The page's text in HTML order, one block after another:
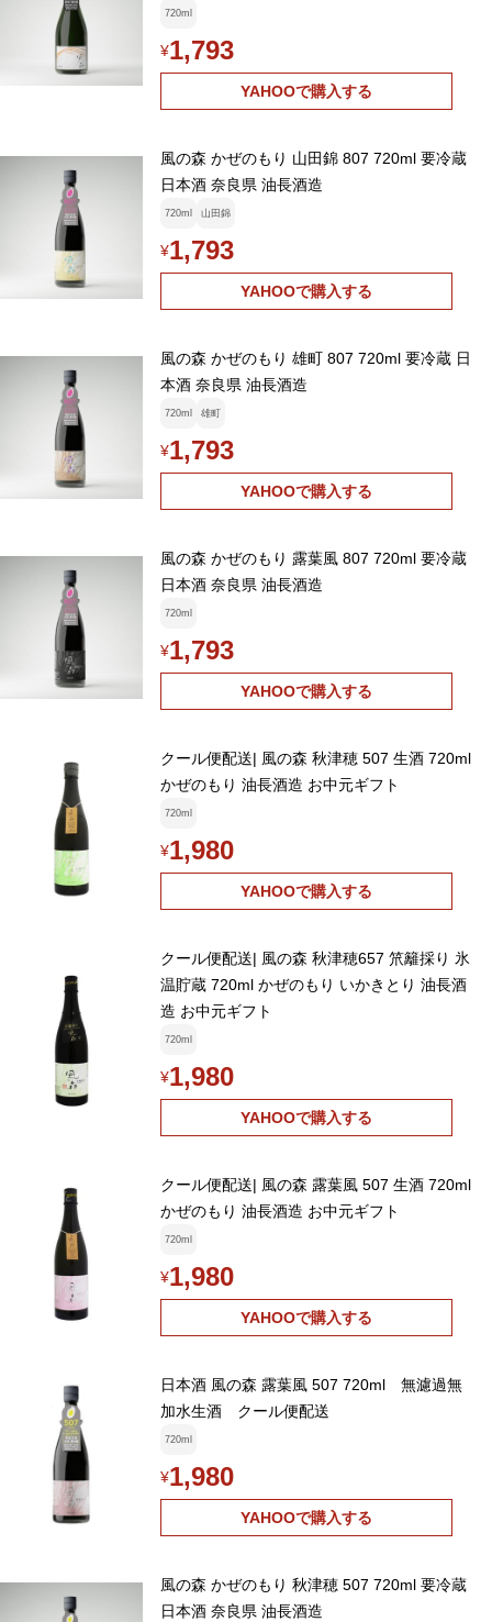
720ml
¥1,793
YAHOOで購入する
風の森 かぜのもり 山田錦 807 720ml 要冷蔵
日本酒 奈良県 油長酒造
720ml 山田錦
¥1,793
YAHOOで購入する
風の森 かぜのもり 雄町 807 720ml 要冷蔵 日
本酒 奈良県 油長酒造
720ml 雄町
¥1,793
YAHOOで購入する
風の森 かぜのもり 露葉風 807 720ml 要冷蔵
日本酒 奈良県 油長酒造
720ml
¥1,793
YAHOOで購入する
クール便配送| 風の森 秋津穂 507 生酒 720ml
かぜのもり 油長酒造 お中元ギフト
720ml
¥1,980
YAHOOで購入する
クール便配送| 風の森 秋津穂657 笊籬採り 氷
温貯蔵 720ml かぜのもり いかきとり 油長酒
造 お中元ギフト
720ml
¥1,980
YAHOOで購入する
クール便配送| 風の森 露葉風 507 生酒 720ml
かぜのもり 油長酒造 お中元ギフト
720ml
¥1,980
YAHOOで購入する
日本酒 風の森 露葉風 507 720ml 無濾過無
加水生酒 クール便配送
720ml
¥1,980
YAHOOで購入する
風の森 かぜのもり 秋津穂 507 720ml 要冷蔵
日本酒 奈良県 油長酒造